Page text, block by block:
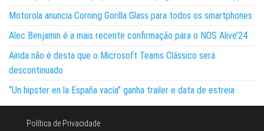
Motorola anuncia Corning Gorilla Glass para todos os smartphones
Alec Benjamin é a mais recente confirmação para o NOS Alive’24
Ainda não é desta que o Microsoft Teams Clássico será
descontinuado
“Un hipster en la España vacía” ganha trailer e data de estreia
Política de Privacidade